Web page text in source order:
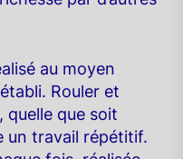
au moyen
Rouler et
quelle que soit
un travail répétitif.